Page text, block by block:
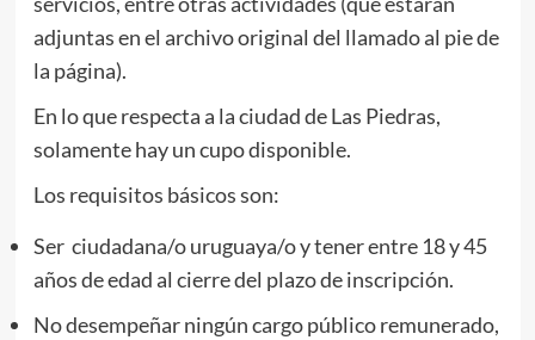
adjuntas en el archivo original del llamado al pie de
la página).
En lo que respecta a la ciudad de Las Piedras,
solamente hay un cupo disponible.
Los requisitos básicos son:
Ser ciudadana/o uruguaya/o y tener entre 18 y 45
años de edad al cierre del plazo de inscripción.
No desempeñar ningún cargo público remunerado,